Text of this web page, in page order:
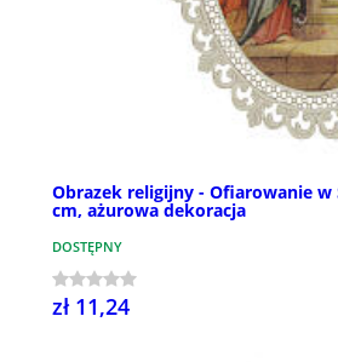
Obrazek religijny - Ofiarowanie w
cm, ażurowa dekoracja
DOSTĘPNY
zł 11,24